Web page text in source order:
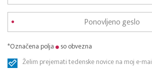
*Označena polja
so obvezna
Želim prejemati tedenske novice na moj e-